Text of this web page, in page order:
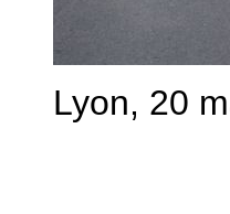
Lyon, 20